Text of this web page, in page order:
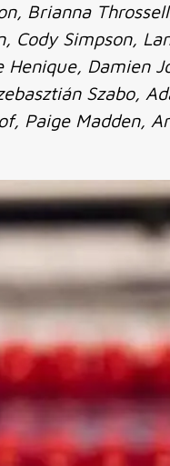
Brianna
Cody Simpson,
Damien
Szabo,
Paige Madden,